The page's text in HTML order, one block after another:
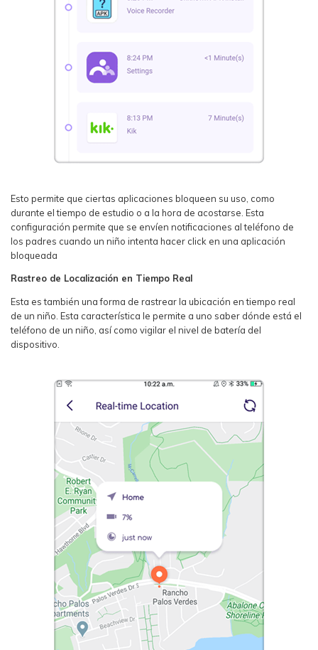
Esto permite que ciertas aplicaciones bloqueen su uso, como
durante el tiempo de estudio o a la hora de acostarse. Esta
configuración permite que se envíen notificaciones al teléfono de
los padres cuando un niño intenta hacer click en una aplicación
bloqueada
Rastreo de Localización en Tiempo Real
Esta es también una forma de rastrear la ubicación en tiempo real
de un niño. Esta característica le permite a uno saber dónde está el
teléfono de un niño, así como vigilar el nivel de batería del
dispositivo.